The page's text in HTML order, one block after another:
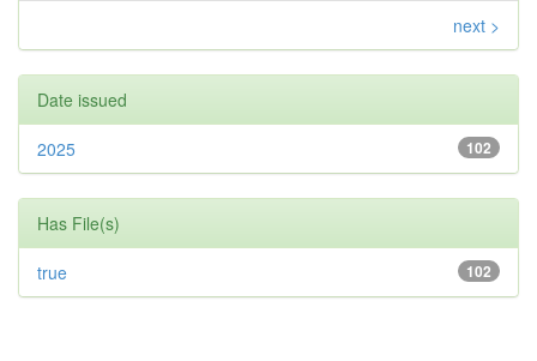
next >
Date issued
102
2025
Has File(s)
102
true